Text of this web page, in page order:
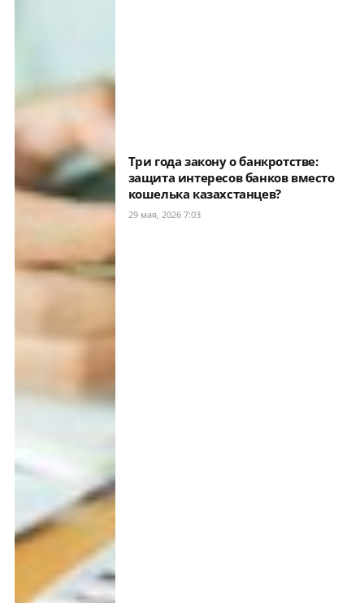
Три года закону о банкротстве:
защита интересов банков вместо
кошелька казахстанцев?
29 мая, 2026 7:03